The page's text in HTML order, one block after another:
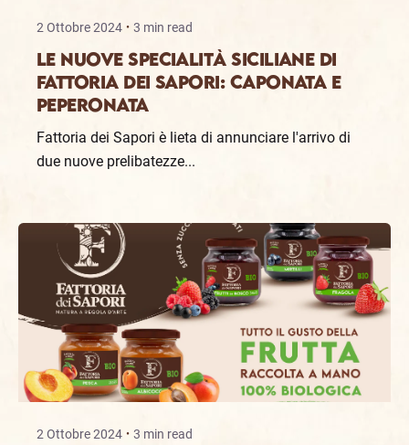
2 Ottobre 2024 3 min read
Le Nuove Specialità Siciliane di
Fattoria dei Sapori: Caponata e
Peperonata
Fattoria dei Sapori è lieta di annunciare l'arrivo di
due nuove prelibatezze...
2 Ottobre 2024 3 min read